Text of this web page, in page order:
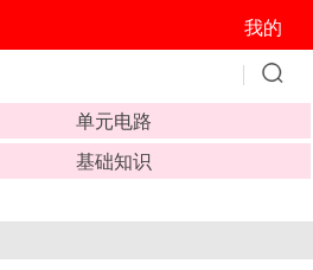
我的
单元电路
基础知识